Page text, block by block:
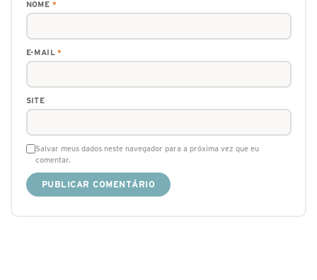
NOME *
E-MAIL*
SITE
Salvar meus dados neste navegador para a próxima vez que eu
comentar.